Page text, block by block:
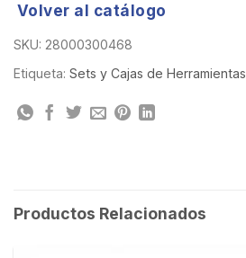
Volver al catálogo
SKU: 28000300468
Etiqueta: Sets y Cajas de Herramientas
Productos Relacionados